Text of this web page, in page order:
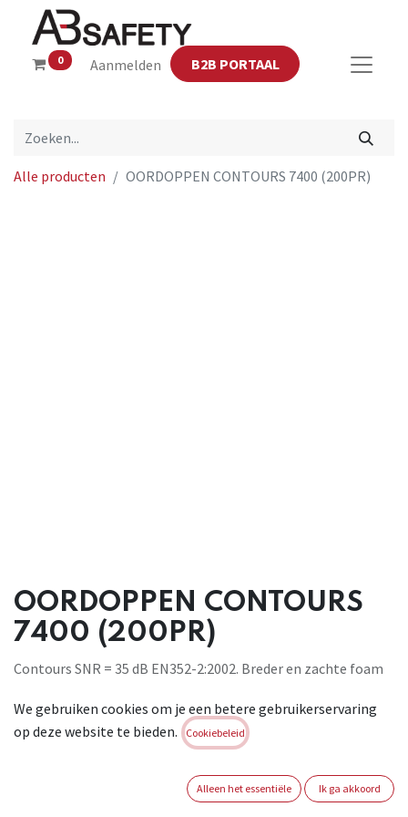
0 Aanmelden B2B PORTAAL
Alle producten OORDOPPEN CONTOURS 7400 (200PR)
OORDOPPEN CONTOURS
7400 (200PR)
Contours SNR = 35 dB EN352-2:2002. Breder en zachte foam
afsluitingsgebied. De foam oordop zorgt met zijn lang
gevormde top voor
taille komt er minder druk in de kritische bochten van de
We gebruiken cookies om je een betere gebruikerservaring
op deze website te bieden.
Cookiebeleid
Alleen het essentiële Ik ga akkoord